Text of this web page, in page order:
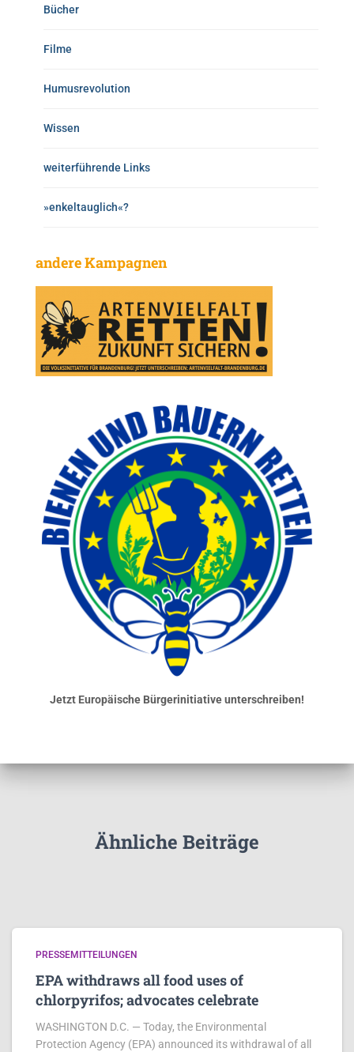
Bücher
Filme
Humusrevolution
Wissen
weiterführende Links
»enkeltauglich«?
andere Kampagnen
Jetzt Europäische Bürgerinitiative unterschreiben!
Ähnliche Beiträge
PRESSEMITTEILUNGEN
EPA withdraws all food uses of
chlorpyrifos; advocates celebrate
WASHINGTON D.C. — Today, the Environmental
Protection Agency (EPA) announced its withdrawal of all